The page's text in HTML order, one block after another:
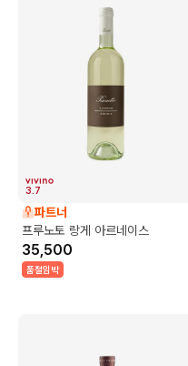
3.7
파트너
프루노토 랑게 아르네이스
35,500
품절임박